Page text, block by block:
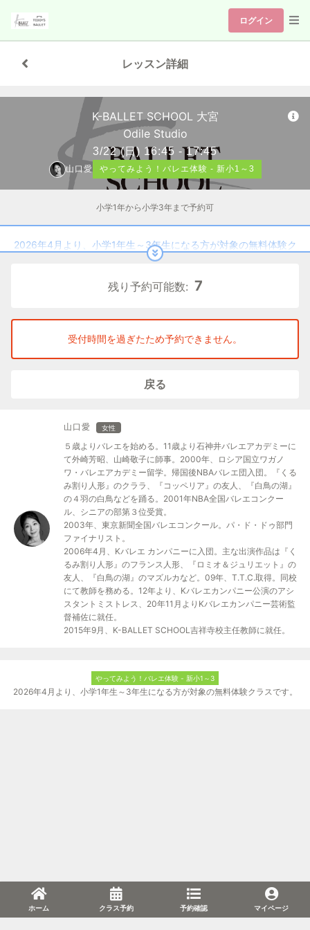
ログイン
レッスン詳細
K-BALLET SCHOOL 大宮
Odile Studio
3/22 (日) 16:45 - 17:45
山口愛 やってみよう！バレエ体験 - 新小1～3
小学1年から小学3年まで予約可
2026年4月より、小学1年生～3年生になる方が対象の無料体験ク
ラスです。
◆「やってみよう！バレエ体験」受講料
2回目以降：未入会の方1回1,000円／ご入会いただいた方は無料
・髪型：ポニーテールなど髪が長い方はまとめてください
・タオル、飲み物
◆バレエシューズをお持ちでない方には無料レンタルいたしま
す！
残り予約可能数: 7
受付時間を過ぎたため予約できません。
戻る
山口愛 女性
５歳よりバレエを始める。11歳より石神井バレエアカデミーに
て外崎芳昭、山崎敬子に師事。2000年、ロシア国立ワガノ
ワ・バレエアカデミー留学。帰国後NBAバレエ団入団。『くる
み割り人形』のクララ、『コッペリア』の友人、『白鳥の湖』
の４羽の白鳥などを踊る。2001年NBA全国バレエコンクー
ル、シニアの部第３位受賞。
2003年、東京新聞全国バレエコンクール。パ・ド・ドゥ部門
ファイナリスト。
2006年4月、Kバレエ カンパニーに入団。主な出演作品は『く
るみ割り人形』のフランス人形、『ロミオ＆ジュリエット』の
友人、『白鳥の湖』のマズルカなど。09年、T.T.C.取得。同校
にて教師を務める。12年より、Kバレエカンパニー公演のアシ
スタントミストレス、20年11月よりKバレエカンパニー芸術監
督補佐に就任。
2015年9月、K-BALLET SCHOOL吉祥寺校主任教師に就任。
やってみよう！バレエ体験 - 新小1～3
2026年4月より、小学1年生～3年生になる方が対象の無料体験クラスです。
ホーム クラス予約 予約確認 マイページ